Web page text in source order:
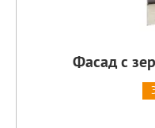
Фасад с